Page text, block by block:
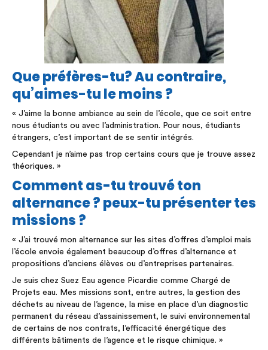
Que préfères-tu? Au contraire,
qu’aimes-tu le moins ?
« J’aime la bonne ambiance au sein de l’école, que ce soit entre
nous étudiants ou avec l’administration. Pour nous, étudiants
étrangers, c’est important de se sentir intégrés.
Cependant je n’aime pas trop certains cours que je trouve assez
théoriques. »
Comment as-tu trouvé ton
alternance ? peux-tu présenter tes
missions ?
« J’ai trouvé mon alternance sur les sites d’offres d’emploi mais
l’école envoie également beaucoup d’offres d’alternance et
propositions d’anciens élèves ou d’entreprises partenaires.
Je suis chez Suez Eau agence Picardie comme Chargé de
Projets eau. Mes missions sont, entre autres, la gestion des
déchets au niveau de l’agence, la mise en place d’un diagnostic
permanent du réseau d’assainissement, le suivi environnemental
de certains de nos contrats, l’efficacité énergétique des
différents bâtiments de l’agence et le risque chimique. »